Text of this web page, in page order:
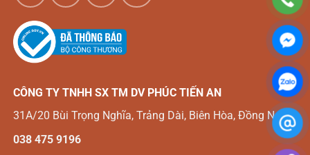
CÔNG TY TNHH SX TM DV PHÚC TIẾN AN
31A/20 Bùi Trọng Nghĩa, Trảng Dài, Biên Hòa, Đồng Nai
038 475 9196